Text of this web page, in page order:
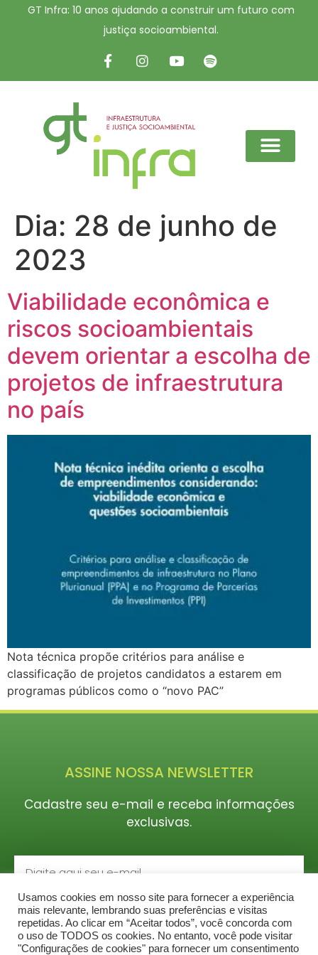
GT Infra: 10 anos ajudando a construir um futuro com
justiça socioambiental.
Dia: 28 de junho de
2023
Viabilidade econômica e
riscos socioambientais
devem orientar a escolha de
projetos de infraestrutura
no país
Nota técnica propõe critérios para análise e
classificação de projetos candidatos a estarem em
programas públicos como o “novo PAC”
ASSINE NOSSA NEWSLETTER
Cadastre seu e-mail e receba informações
exclusivas.
CADASTRAR
Usamos cookies em nosso site para fornecer a experiência
mais relevante, lembrando suas preferências e visitas
repetidas. Ao clicar em “Aceitar todos”, você concorda com
o uso de TODOS os cookies. No entanto, você pode visitar
"Configurações de cookies" para fornecer um consentimento